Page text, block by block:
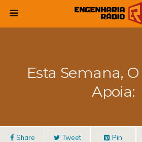
Esta Semana,
Apoia:
Share Tweet Pin